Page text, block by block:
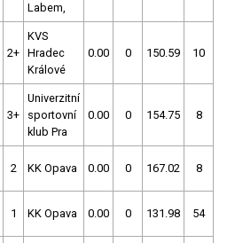
Labem,
2+
KVS
Hradec
Králové
0.00 0 150.59 10
3+
Univerzitní
sportovní
klub Pra
0.00 0 154.75 8
2 KK Opava 0.00 0 167.02 8
1 KK Opava 0.00 0 131.98 54